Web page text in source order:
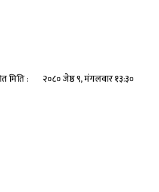
मिति : २०८० जेष्ठ ९, मंगलवार १३:३०